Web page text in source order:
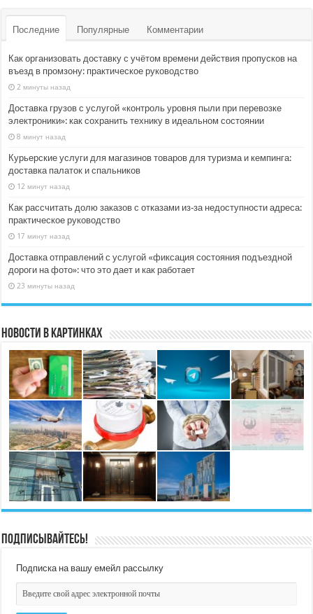
Последние Популярные Комментарии
Как организовать доставку с учётом времени действия пропусков на
въезд в промзону: практическое руководство
2 минуты назад
Доставка грузов с услугой «контроль уровня пыли при перевозке
электроники»: как сохранить технику в идеальном состоянии
8 минут назад
Курьерские услуги для магазинов товаров для туризма и кемпинга:
доставка палаток и спальников
12 минут назад
Как рассчитать долю заказов с отказами из‑за недоступности адреса:
практическое руководство
17 минут назад
Доставка отправлений с услугой «фиксация состояния подъездной
дороги на фото»: что это дает и как работает
23 минуты назад
Новости в картинках
Подписывайтесь!
Подписка на вашу емейл рассылку